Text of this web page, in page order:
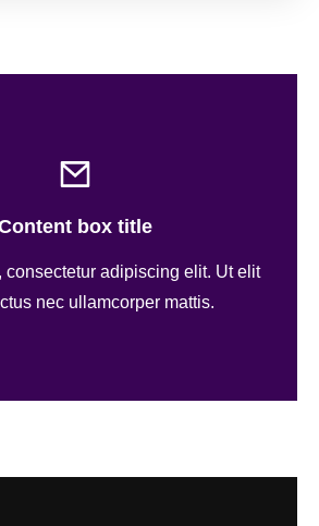
box title
consectetur adipiscing elit. Ut elit
nec ullamcorper mattis.